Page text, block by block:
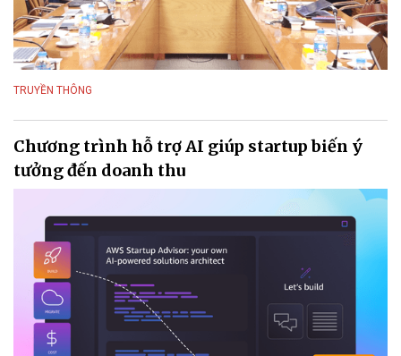
TRUYỀN THÔNG
Chương trình hỗ trợ AI giúp startup biến ý
tưởng đến doanh thu